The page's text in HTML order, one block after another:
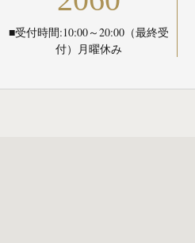
■受付時間:10:00～20:00（最終受
付）月曜休み